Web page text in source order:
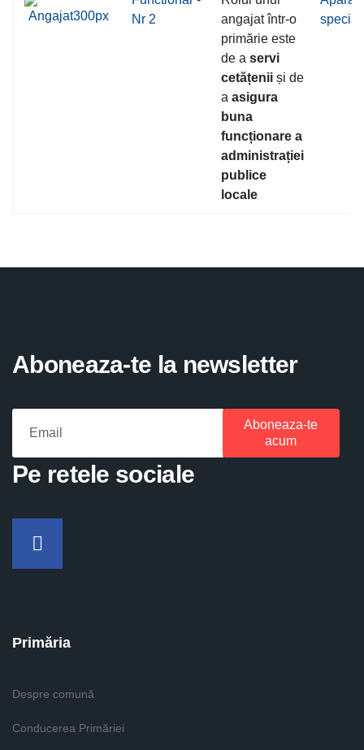
Nr 2
angajat într-o
primărie este
de a servi
cetățenii și de
a asigura
buna
funcționare a
administrației
publice
locale
Aboneaza-te la newsletter
Aboneaza-te
acum
Pe retele sociale
Facebook
Primăria
Despre comună
Conducerea Primăriei